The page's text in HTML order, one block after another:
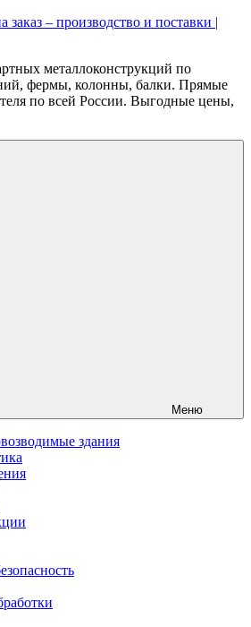
заказ – производство и поставки |
металлоконструкций по
фермы, колонны, балки. Прямые
по всей России. Выгодные цены,
Меню
здания